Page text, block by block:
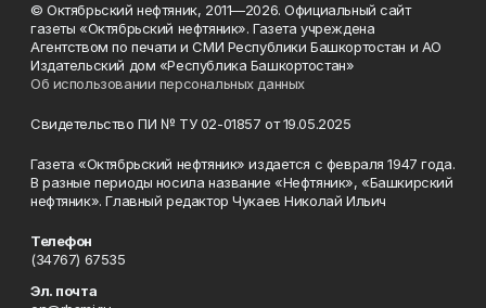
© Октябрьский нефтяник, 2011—2026. Официальный сайт
газеты «Октябрьский нефтяник». Газета учреждена
Агентством по печати и СМИ Республики Башкортостан и АО
Издательский дом «Республика Башкортостан»
Об использовании персональных данных
Свидетельство ПИ № ТУ 02-01857 от 19.05.2025
Газета «Октябрьский нефтяник» издается с февраля 1947 года.
В разные периоды носила название «Нефтяник», «Башкирский
нефтяник». Главный редактор Чукаев Николай Ильич
Телефон
(34767) 67535
Эл. почта